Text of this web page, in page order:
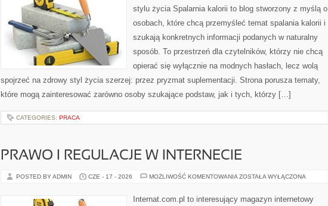
stylu życia Spalarnia kalorii to blog stworzony z myślą o
osobach, które chcą przemyśleć temat spalania kalorii i
szukają konkretnych informacji podanych w naturalny
sposób. To przestrzeń dla czytelników, którzy nie chcą
opierać się wyłącznie na modnych hasłach, lecz wolą
spojrzeć na zdrowy styl życia szerzej: przez pryzmat suplementacji. Strona porusza tematy,
które mogą zainteresować zarówno osoby szukające podstaw, jak i tych, którzy […]
CATEGORIES: PRACA
PRAWO I REGULACJE W INTERNECIE
POSTED BY ADMIN CZE - 17 - 2026 MOŻLIWOŚĆ KOMENTOWANIA PRAWO
INTERNECIE
ZOSTAŁA WYŁĄCZONA
Internat.com.pl to interesujący magazyn internetowy